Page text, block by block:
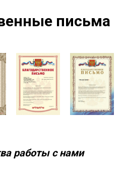
письма
работы с нами